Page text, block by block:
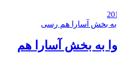
به بخش آسارا هم